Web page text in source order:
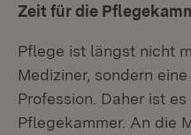
Zeit für die
Pflege ist längst nicht
Mediziner, sondern
Profession. Daher ist
Pflegekammer. An die